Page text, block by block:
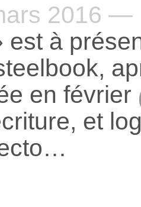
2016 —
est à
en février
et